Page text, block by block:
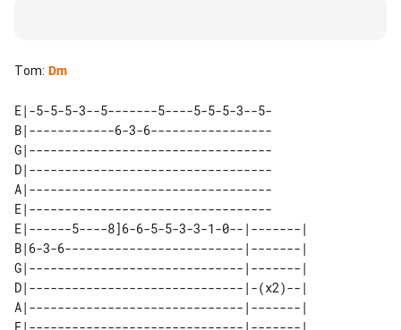
Tom: Dm
E|-5-5-5-3--5-------5----5-5-5-3--5-
B|------------6-3-6-----------------
G|----------------------------------
D|----------------------------------
A|----------------------------------
E|----------------------------------
E|------5----8]6-6-5-5-3-3-1-0--|-------|
B|6-3-6-------------------------|-------|
G|------------------------------|-------|
D|------------------------------|-(x2)--|
A|------------------------------|-------|